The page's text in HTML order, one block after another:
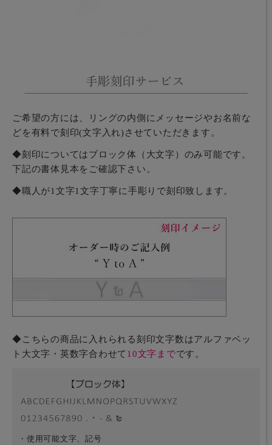
ご希望の方には、リングの内側にメッセージやお名前な
どを有料で刻印(文字入れ)させていただきます。
◆刻印についてはブロック体（大文字）のみ可能です。
下記の書体見本をご確認下さい。
◆職人が1文字1文字丁寧に手彫りで刻印致します。
◆こちらの商品に入れられる刻印文字数はアルファベッ
ト大文字・英数字合わせて 10文字までです。
・使用可能文字、記号